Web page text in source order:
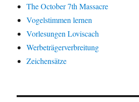
The October 7th Massacre
Vogelstimmen lernen
Vorlesungen Loviscach
Werbeträgerverbreitung
Zeichensätze